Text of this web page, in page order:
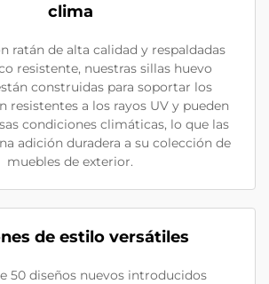
clima
ratán de alta calidad y respaldadas
resistente, nuestras sillas huevo
construidas para soportar los
resistentes a los rayos UV y pueden
condiciones climáticas, lo que las
adición duradera a su colección de
muebles de exterior.
de estilo versátiles
50 diseños nuevos introducidos